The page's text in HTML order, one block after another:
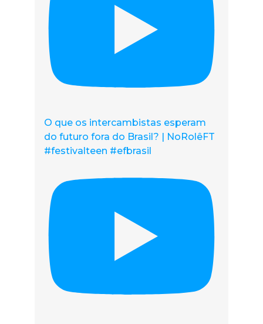
O que os intercambistas esperam
do futuro fora do Brasil? | NoRolêFT
#festivalteen #efbrasil